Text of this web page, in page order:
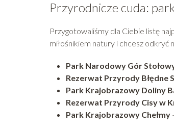
Przyrodnicze cuda:
Przygotowaliśmy dla Ciebie listę
miłośnikiem natury i chcesz
Park Narodowy Gór
Rezerwat Przyrody Błędne
Park Krajobrazowy Doliny
Rezerwat Przyrody Cisy w
Park Krajobrazowy Chełmy